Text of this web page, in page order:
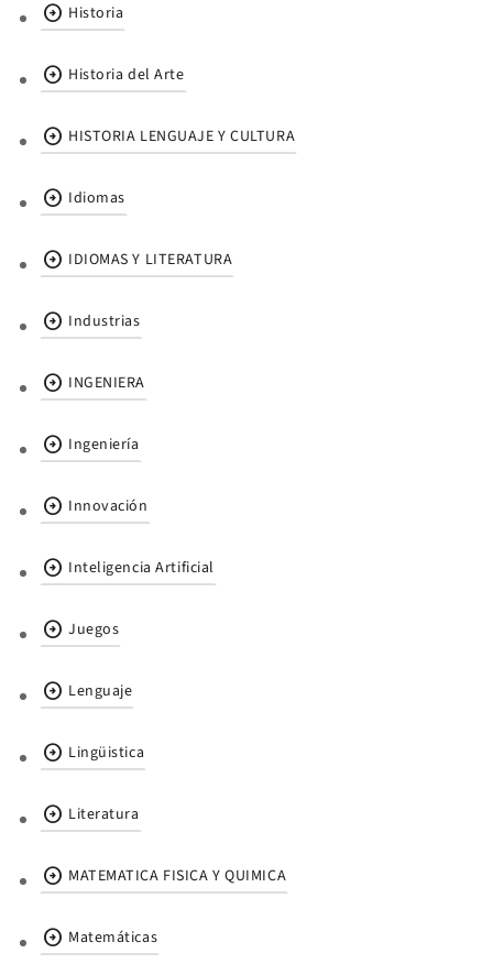
arrow_circle_right Historia
arrow_circle_right Historia del Arte
arrow_circle_right HISTORIA LENGUAJE Y CULTURA
arrow_circle_right Idiomas
arrow_circle_right IDIOMAS Y LITERATURA
arrow_circle_right Industrias
arrow_circle_right INGENIERA
arrow_circle_right Ingeniería
arrow_circle_right Innovación
arrow_circle_right Inteligencia Artificial
arrow_circle_right Juegos
arrow_circle_right Lenguaje
arrow_circle_right Lingüistica
arrow_circle_right Literatura
arrow_circle_right MATEMATICA FISICA Y QUIMICA
arrow_circle_right Matemáticas